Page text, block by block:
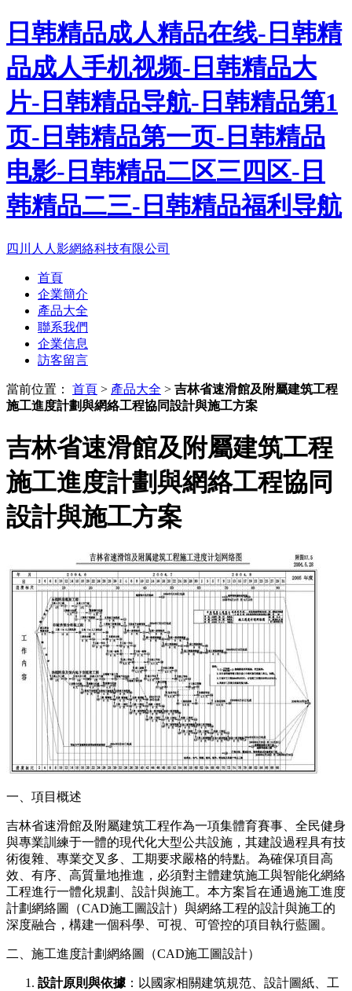
日韩精品成人精品在线-日韩精
品成人手机视频-日韩精品大
片-日韩精品导航-日韩精品第1
页-日韩精品第一页-日韩精品
电影-日韩精品二区三四区-日
韩精品二三-日韩精品福利导航
四川人人影網絡科技有限公司
首頁
企業簡介
產品大全
聯系我們
企業信息
訪客留言
當前位置： 首頁 > 產品大全 > 吉林省速滑館及附屬建筑工程
施工進度計劃與網絡工程協同設計與施工方案
吉林省速滑館及附屬建筑工程
施工進度計劃與網絡工程協同
設計與施工方案
一、項目概述
吉林省速滑館及附屬建筑工程作為一項集體育賽事、全民健身
與專業訓練于一體的現代化大型公共設施，其建設過程具有技
術復雜、專業交叉多、工期要求嚴格的特點。為確保項目高
效、有序、高質量地推進，必須對主體建筑施工與智能化網絡
工程進行一體化規劃、設計與施工。本方案旨在通過施工進度
計劃網絡圖（CAD施工圖設計）與網絡工程的設計與施工的
深度融合，構建一個科學、可視、可管控的項目執行藍圖。
二、施工進度計劃網絡圖（CAD施工圖設計）
設計原則與依據 ：以國家相關建筑規范、設計圖紙、工